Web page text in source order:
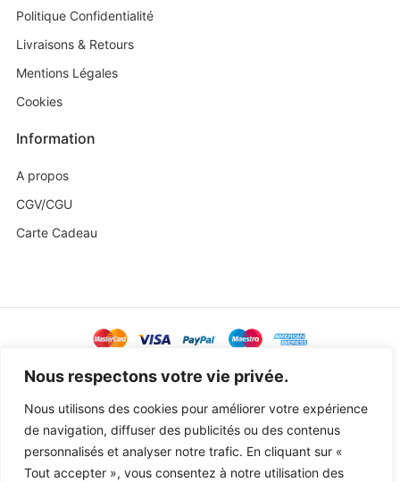
Nous respectons votre vie privée.
Nous utilisons des cookies pour améliorer votre expérience
de navigation, diffuser des publicités ou des contenus
personnalisés et analyser notre trafic. En cliquant sur «
Tout accepter », vous consentez à notre utilisation des
Politique Confidentialité
Livraisons & Retours
Mentions Légales
Cookies
Information
A propos
CGV/CGU
Carte Cadeau
@ Copyright 2023 Baby Sweetness byAgence Exoa